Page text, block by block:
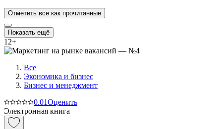
Отметить все как прочитанные
Показать ещё
12+
Все
Экономика и бизнес
Бизнес и менеджмент
0.01Оценить
Электронная книга